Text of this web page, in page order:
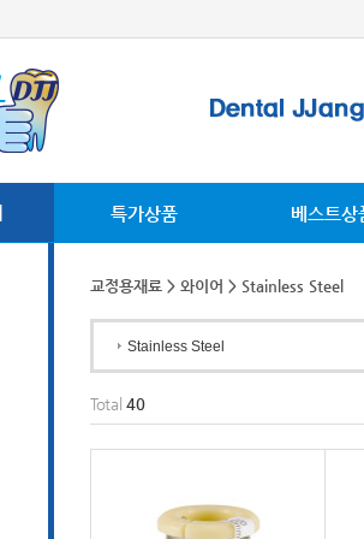
특가상품 베스트상
교정용재료 > 와이어 > Stainless Steel
Stainless Steel
Total40